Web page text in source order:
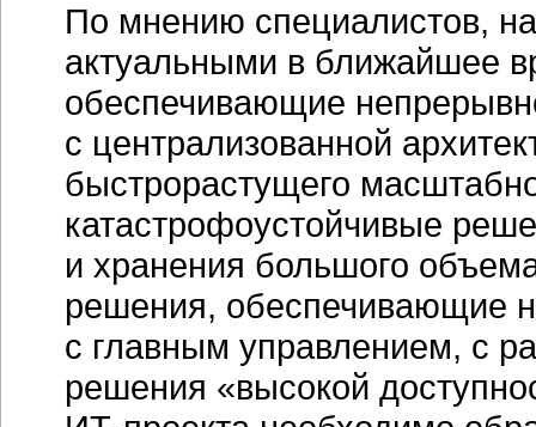
По мнению специалистов,
актуальными в ближайшее
обеспечивающие
с централизованной
быстрорастущего
катастрофоустойчивые
и хранения большого
решения, обеспечивающие
с главным управлением, с
решения «высокой